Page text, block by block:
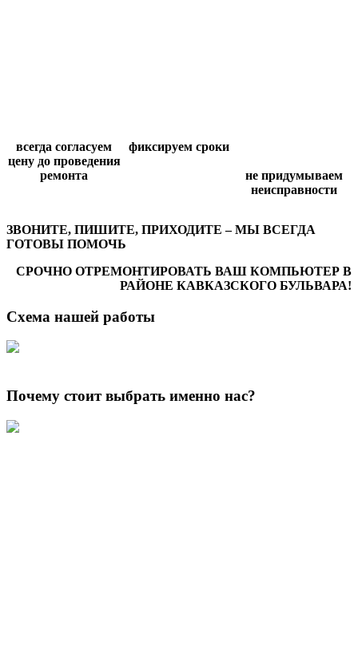
всегда согласуем
цену до проведения
ремонта
фиксируем сроки
не придумываем
неисправности
ЗВОНИТЕ, ПИШИТЕ, ПРИХОДИТЕ – МЫ ВСЕГДА
ГОТОВЫ ПОМОЧЬ
СРОЧНО ОТРЕМОНТИРОВАТЬ ВАШ КОМПЬЮТЕР В
РАЙОНЕ КАВКАЗСКОГО БУЛЬВАРА!
Схема нашей работы
Почему стоит выбрать именно нас?